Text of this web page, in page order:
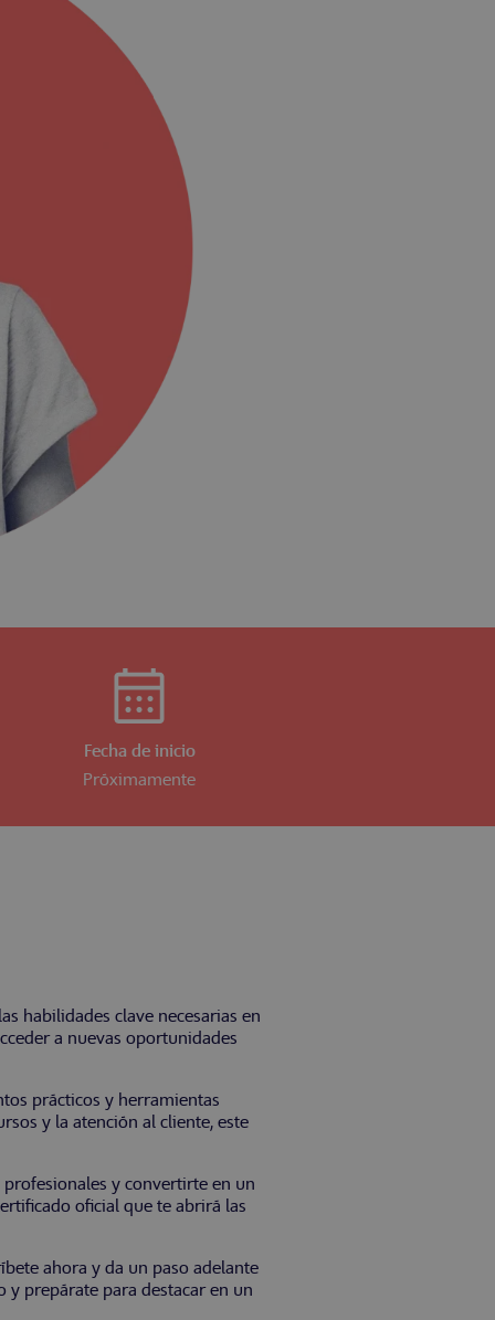
Fecha de inicio
Próximamente
habilidades clave necesarias en
a nuevas oportunidades
prácticos y herramientas
y la atención al cliente, este
y convertirte en un
oficial que te abrirá las
ahora y da un paso adelante
y prepárate para destacar en un